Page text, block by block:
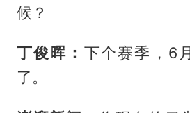
候？
丁俊晖： 下个赛季，6
了。